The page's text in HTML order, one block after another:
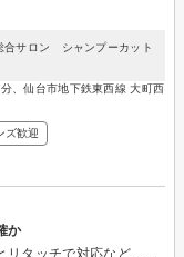
サロン シャンプーカット
、仙台市地下鉄東西線 大町西
ズ歓迎
か